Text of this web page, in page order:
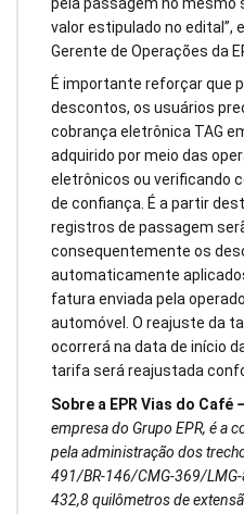
valor estipulado no edital”,
Gerente de Operações da
É importante reforçar que
descontos, os usuários
cobrança eletrônica TAG
adquirido por meio das
eletrônicos ou verificando
de confiança. É a partir
registros de passagem
consequentemente os
automaticamente
fatura enviada pela
automóvel. O reajuste da
ocorrerá na data de início
tarifa será reajustada
Sobre a EPR Vias do Café –
empresa do Grupo EPR, é a
pela administração dos
491/BR-146/CMG-369/
432,8 quilômetros de